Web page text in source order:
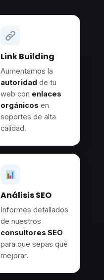
Link Building
Aumentamos la
autoridad de tu
web con enlaces
orgánicos en
soportes de alta
calidad.
Análisis SEO
Informes detallados
de nuestros
consultores SEO
para que sepas qué
mejorar.